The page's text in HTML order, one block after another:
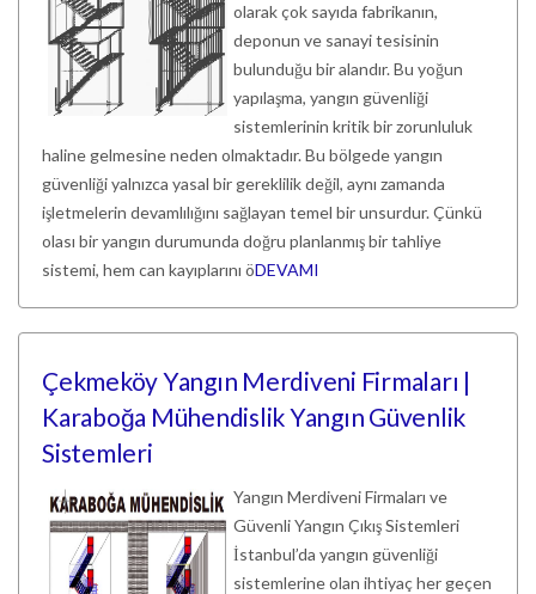
olarak çok sayıda fabrikanın,
deponun ve sanayi tesisinin
bulunduğu bir alandır. Bu yoğun
yapılaşma, yangın güvenliği
sistemlerinin kritik bir zorunluluk
haline gelmesine neden olmaktadır. Bu bölgede yangın
güvenliği yalnızca yasal bir gereklilik değil, aynı zamanda
işletmelerin devamlılığını sağlayan temel bir unsurdur. Çünkü
olası bir yangın durumunda doğru planlanmış bir tahliye
sistemi, hem can kayıplarını öDEVAMI
Çekmeköy Yangın Merdiveni Firmaları |
Karaboğa Mühendislik Yangın Güvenlik
Sistemleri
Yangın Merdiveni Firmaları ve
Güvenli Yangın Çıkış Sistemleri
İstanbul’da yangın güvenliği
sistemlerine olan ihtiyaç her geçen